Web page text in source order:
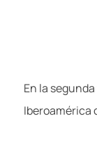
En la
Iberoamérica